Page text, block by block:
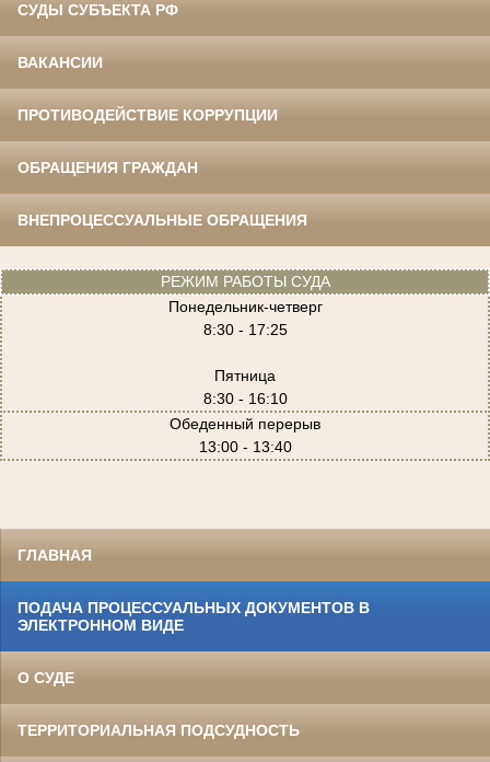
СУДЫ СУБЪЕКТА РФ
ВАКАНСИИ
ПРОТИВОДЕЙСТВИЕ КОРРУПЦИИ
ОБРАЩЕНИЯ ГРАЖДАН
ВНЕПРОЦЕССУАЛЬНЫЕ ОБРАЩЕНИЯ
РЕЖИМ РАБОТЫ СУДА
Понедельник-четверг
8:30 - 17:25
Пятница
8:30 - 16:10
Обеденный перерыв
13:00 - 13:40
ГЛАВНАЯ
ПОДАЧА ПРОЦЕССУАЛЬНЫХ ДОКУМЕНТОВ В
ЭЛЕКТРОННОМ ВИДЕ
О СУДЕ
ТЕРРИТОРИАЛЬНАЯ ПОДСУДНОСТЬ